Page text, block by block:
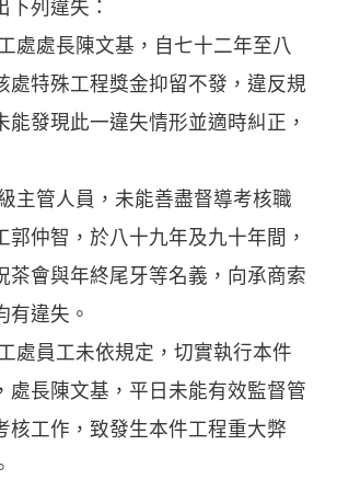
下列違失：
處處長陳文基，自七十二年至八
處特殊工程獎金抑留不發，違反規
能發現此一違失情形並適時糾正，
主管人員，未能善盡督導考核職
郭仲智，於八十九年及九十年間，
茶會與年終尾牙等名義，向承商索
有違失。
處員工未依規定，切實執行本件
處長陳文基，平日未能有效監督管
核工作，致發生本件工程重大弊